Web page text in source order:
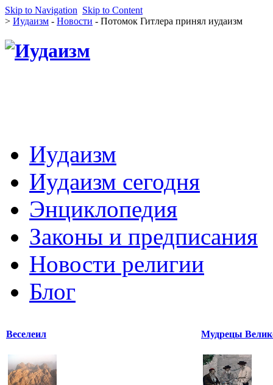
Skip to Navigation Skip to Content
> Иудаизм - Новости - Потомок Гитлера принял иудаизм
Иудаизм
Иудаизм сегодня
Энциклопедия
Законы и предписания
Новости религии
Блог
Веселеил Мудрецы